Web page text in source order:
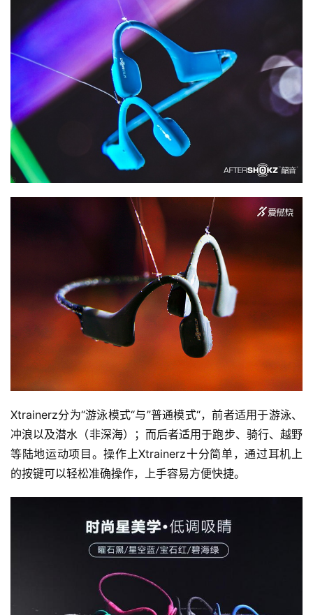
Xtrainerz分为“游泳模式“与”普通模式“，前者适用于游泳、
冲浪以及潜水（非深海）；而后者适用于跑步、骑行、越野
等陆地运动项目。操作上Xtrainerz十分简单，通过耳机上
的按键可以轻松准确操作，上手容易方便快捷。